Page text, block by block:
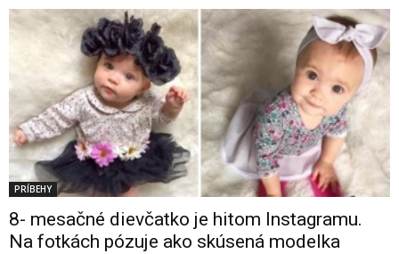
PRÍBEHY
8- mesačné dievčatko je hitom Instagramu.
Na fotkách pózuje ako skúsená modelka